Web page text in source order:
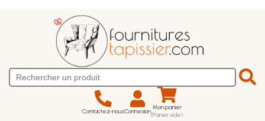
Contactez-nousConnexion Mon panier
(Panier vide)